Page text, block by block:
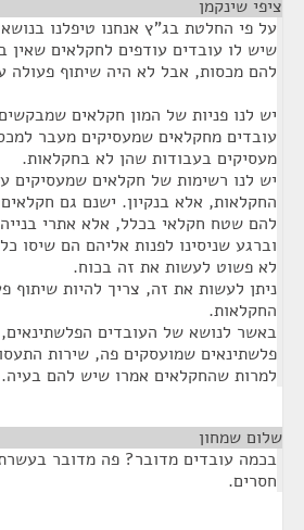
ציפי שינקמן
על פי החלטת בג"ץ אנחנו טיפלנו
שיש לו עובדים עודפים לחקלאים שאין
להם מכסות, אבל לא היה שיתוף פעולה
יש לנו פניות של המון חקלאים
עובדים מחקלאים שמעסיקים מעבר
מעסיקים בעבודות שהן לא בחקלאות.
יש לנו רשימות של חקלאים שמעסיקים
החקלאות, אלא בנקיון. ישנם גם
להם שטח חקלאי בכלל, אלא אתרי
וברגע שניסינו לפנות אליהם הם שיסו
לא פשוט לעשות את זה בכוח.
ניתן לעשות את זה, צריך להיות שיתוף
החקלאות.
באשר לנושא של העובדים
פלשתינאים שמועסקים פה, שירות
למרות שהחקלאים אמרו שיש להם בעיה.
שלום שמחון
בכמה עובדים מדובר? פה מדובר
חסרים.